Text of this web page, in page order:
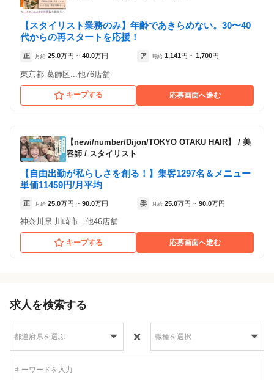
（東京都立川市:立川駅 徒歩 7分 ）
AN'TIA 多摩センター店
（東京都多摩市:小田急多摩センター駅 徒歩 4分
Bi’z GIRL 清瀬店
（東京都清瀬市:清瀬駅 徒歩 2分 ）
atelier Present's 東陽町店
（東京都江東区:東陽町駅 徒歩 3分 ）
（東京都立川市:立川駅 徒歩 7分 ）
AN'TIA 多摩センター店
（東京都多摩市:小田急多摩センター駅 徒歩 4分
Bi’z GIRL 清瀬店
（東京都清瀬市:清瀬駅 徒歩 2分 ）
atelier Present's 東陽町店
（東京都江東区:東陽町駅 徒歩 3分 ）
【スタイリスト業務のみ】年齢であきらめない。30〜40
代からの再スタートを応援！
正 月給 25.0万円 ~ 40.0万円 ア 時給 1,141円 ~ 1,700円
東京都 葛飾区...他76店舗
キープする 応募画面へ進む
【newi/number/Dijon/TOKYO OTAKU HAIR】 / 美
容師 / スタイリスト
【自由出勤が私らしさを創る！】集客1297名＆メニュー
単価11459円/月平均
正 月給 25.0万円 ~ 90.0万円 委 月給 25.0万円 ~ 90.0万円
神奈川県 川崎市...他46店舗
キープする 応募画面へ進む
求人を検索する